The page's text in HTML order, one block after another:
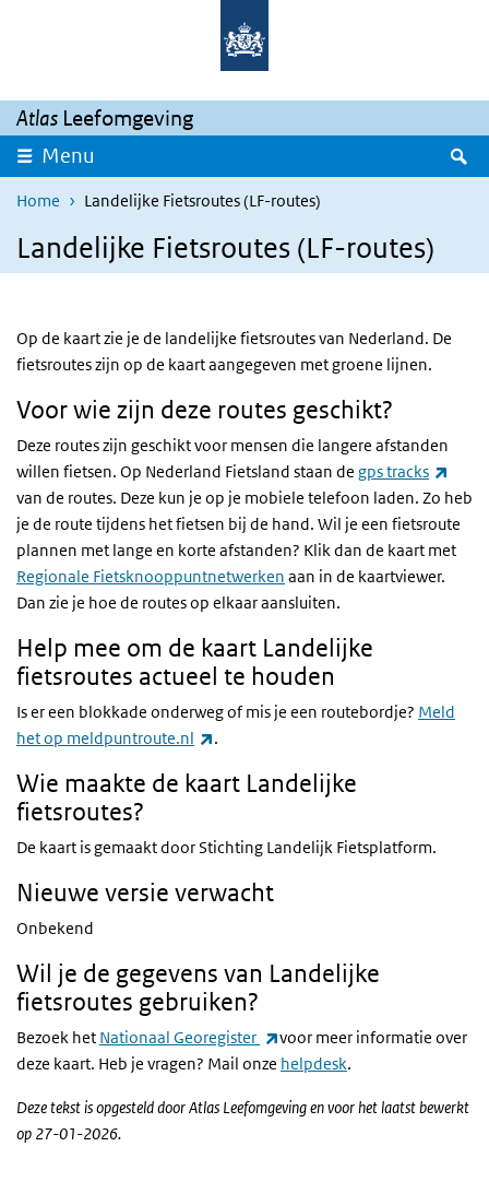
Overslaan en naar de inhoud gaan
Atlas Leefomgeving
Menu
Home Landelijke Fietsroutes (LF-routes)
Landelijke Fietsroutes (LF-routes)
Op de kaart zie je de landelijke fietsroutes van Nederland. De
fietsroutes zijn op de kaart aangegeven met groene lijnen.
Voor wie zijn deze routes geschikt?
Deze routes zijn geschikt voor mensen die langere afstanden
willen fietsen. Op Nederland Fietsland staan de gps tracks
van de routes. Deze kun je op je mobiele telefoon laden. Zo heb
je de route tijdens het fietsen bij de hand. Wil je een fietsroute
plannen met lange en korte afstanden? Klik dan de kaart met
Regionale Fietsknooppuntnetwerken aan in de kaartviewer.
Dan zie je hoe de routes op elkaar aansluiten.
Help mee om de kaart Landelijke
fietsroutes actueel te houden
Is er een blokkade onderweg of mis je een routebordje? Meld
het op meldpuntroute.nl
(externe link)
.
Wie maakte de kaart Landelijke
fietsroutes?
De kaart is gemaakt door Stichting Landelijk Fietsplatform.
Nieuwe versie verwacht
Onbekend
Wil je de gegevens van Landelijke
fietsroutes gebruiken?
Bezoek het Nationaal Georegister (externe link)
voor meer informatie over
deze kaart. Heb je vragen? Mail onze helpdesk.
Deze tekst is opgesteld door Atlas Leefomgeving en voor het laatst bewerkt
op 27-01-2026.